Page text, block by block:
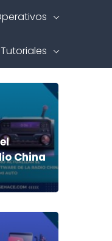
Tutoriales
China